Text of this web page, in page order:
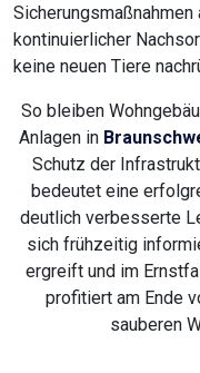
kontinuierlicher
keine neuen Tiere
So bleiben
Anlagen in
Schutz der
bedeutet eine
deutlich verbesserte
sich frühzeitig
ergreift und im
profitiert am Ende
sauberen